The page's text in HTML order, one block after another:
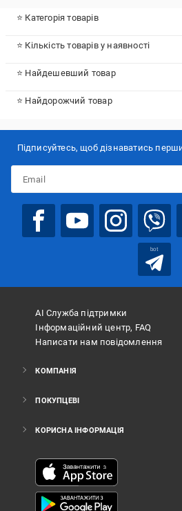
⭐ Категорія товарів
⭐ Кількість товарів у наявності
⭐ Найдешевший товар
⭐ Найдорожчий товар
Підписуйтесь, щоб дізнаватись
bot
АІ Служба підтримки
Інформаційний центр, FAQ
Написати нам повідомлення
КОМПАНІЯ
ПОКУПЦЕВІ
КОРИСНА ІНФОРМАЦІЯ